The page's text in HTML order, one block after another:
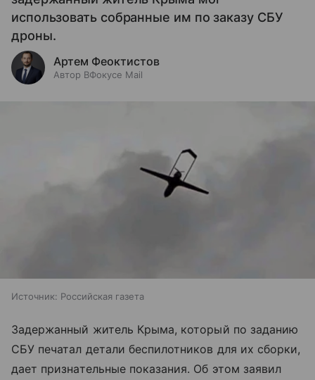
использовать собранные им по заказу СБУ
дроны.
Артем Феоктистов
Автор ВФокусе Mail
Источник: Российская газета
Задержанный житель Крыма, который по заданию
СБУ печатал детали беспилотников для их сборки,
дает признательные показания. Об этом заявил